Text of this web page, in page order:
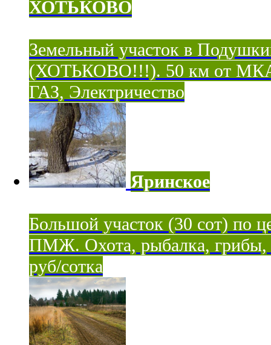
ХОТЬКОВО
Земельный участок в
(ХОТЬКОВО!!!). 50 км от
ГАЗ, Электричество
Яринское
Большой участок (30 сот) по
ПМЖ. Охота, рыбалка, грибы,
руб/сотка